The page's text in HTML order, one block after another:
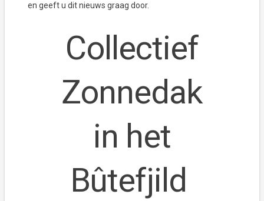
en geeft u dit nieuws graag door.
Collectief
Zonnedak
in het
Bûtefjild